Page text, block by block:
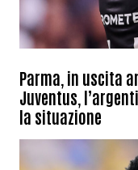
Parma, in uscita
Juventus,
la situazione